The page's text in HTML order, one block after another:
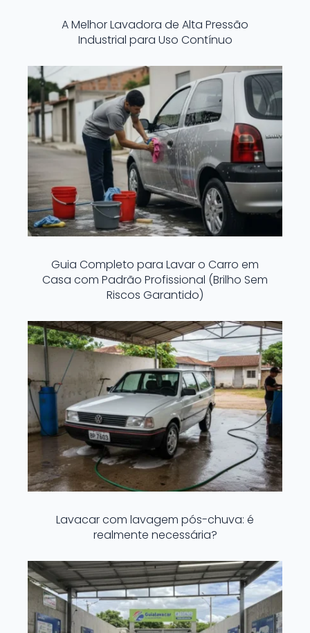
A Melhor Lavadora de Alta Pressão
Industrial para Uso Contínuo
Guia Completo para Lavar o Carro em
Casa com Padrão Profissional (Brilho Sem
Riscos Garantido)
Lavacar com lavagem pós-chuva: é
realmente necessária?